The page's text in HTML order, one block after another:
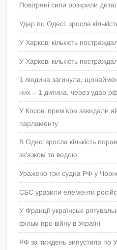
Повітряні сили розкрили
Удар по Одесі: зросла
У Харкові кількість
У Харкові кількість
1 людина загинула,
них – 1 дитина, через удар
У Косові прем’єра закидали
парламенту
В Одесі зросла кількість
зв’язком та водою
Уражено три судна РФ у
СБС уразили елементи
У Франції українські
фільм про війну в Україні
РФ за тиждень випустила по